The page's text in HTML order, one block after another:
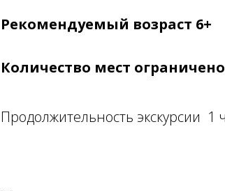
Рекомендуемый возраст 6+
Количество мест
Продолжительность экскурсии 1